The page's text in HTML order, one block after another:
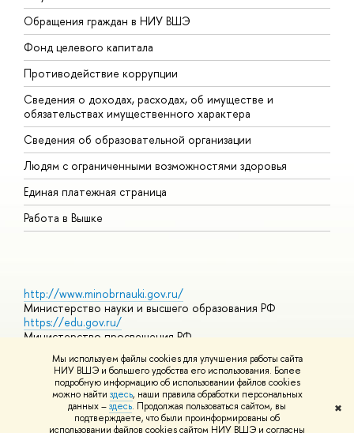
Мы используем файлы cookies для улучшения работы сайта
НИУ ВШЭ и большего удобства его использования. Более
подробную информацию об использовании файлов cookies
можно найти здесь, наши правила обработки персональных
данных –здесь. Продолжая пользоваться сайтом, вы
подтверждаете, что были проинформированы об
использовании файлов cookies сайтом НИУ ВШЭ и согласны
✖
Обращения граждан в НИУ ВШЭ
Фонд целевого капитала
Противодействие коррупции
Сведения о доходах, расходах, об имуществе и
обязательствах имущественного характера
Сведения об образовательной организации
Людям с ограниченными возможностями здоровья
Единая платежная страница
Работа в Вышке
http://www.minobrnauki.gov.ru/
Министерство науки и высшего образования РФ
https://edu.gov.ru/
Министерство просвещения РФ
https://elearning.hse.ru/mooc
Массовые открытые онлайн-курсы
© НИУ ВШЭ 1993–2026 Адреса и контактыУсловия
использования материалов Политика конфиденциальности